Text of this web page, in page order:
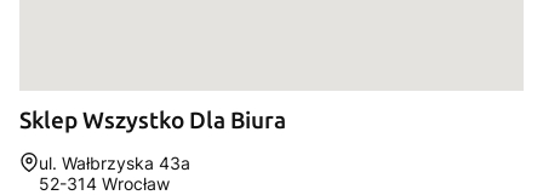
Sklep Wszystko Dla Biura
Adres:
ul. Wałbrzyska 43a
52-314 Wrocław